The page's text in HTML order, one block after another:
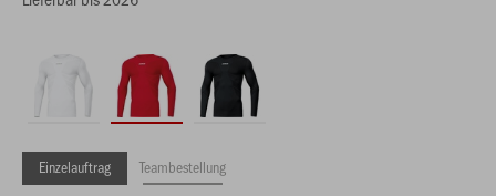
Einzelauftrag Teambestellung